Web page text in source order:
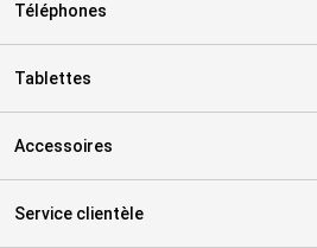
Téléphones
Tablettes
Accessoires
Service clientèle